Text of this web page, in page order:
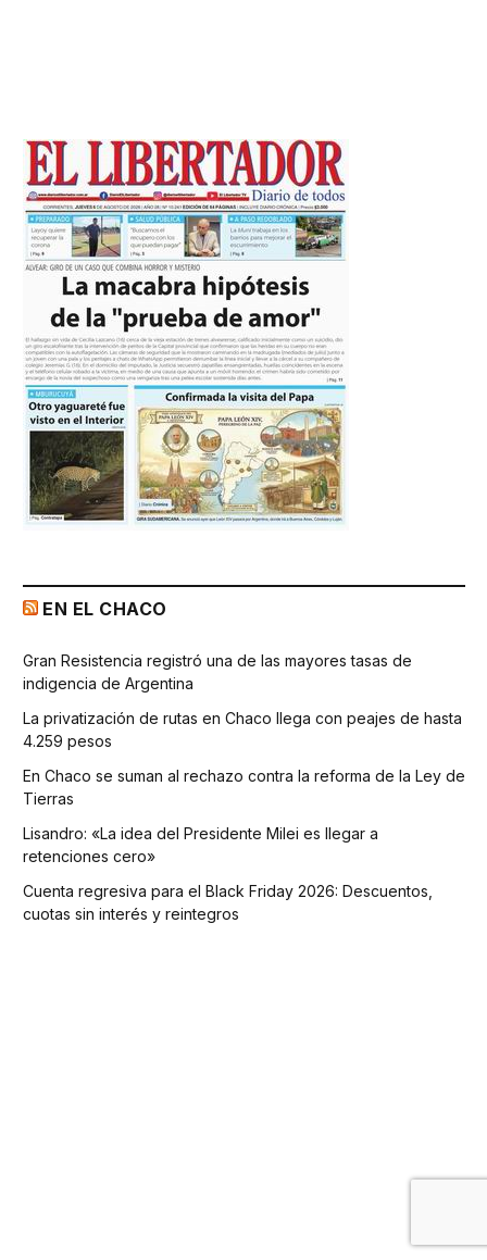
EN EL CHACO
Gran Resistencia registró una de las mayores tasas de
indigencia de Argentina
La privatización de rutas en Chaco llega con peajes de hasta
4.259 pesos
En Chaco se suman al rechazo contra la reforma de la Ley de
Tierras
Lisandro: «La idea del Presidente Milei es llegar a
retenciones cero»
Cuenta regresiva para el Black Friday 2026: Descuentos,
cuotas sin interés y reintegros